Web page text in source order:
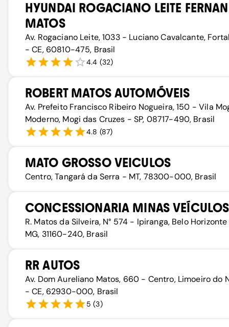
HYUNDAI ROGACIANO LEITE
MATOS
Av. Rogaciano Leite, 1033 - Luciano Cavalcante,
- CE, 60810-475, Brasil
4.4 (32)
ROBERT MATOS AUTOMÓVEIS
Av. Prefeito Francisco Ribeiro Nogueira, 150 - Vila
Moderno, Mogi das Cruzes - SP, 08717-490, Brasil
4.8 (87)
MATO GROSSO VEICULOS
Centro, Tangará da Serra - MT, 78300-000, Brasil
CONCESSIONARIA MINAS VEÍCULOS
R. Matos da Silveira, N° 574 - Ipiranga, Belo
MG, 31160-240, Brasil
RR AUTOS
Av. Dom Aureliano Matos, 660 - Centro, Limoeiro do
- CE, 62930-000, Brasil
5 (3)